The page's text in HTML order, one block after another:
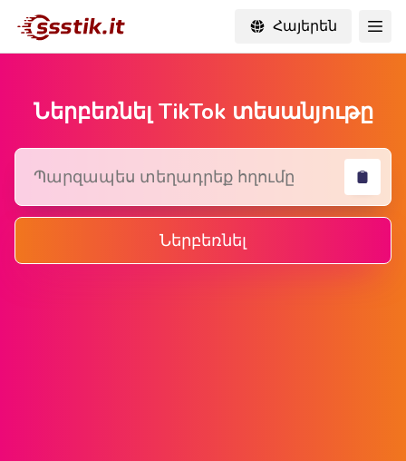
Հայերեն
Ներբեռնել TikTok տեսանյութը
Ներբեռնել